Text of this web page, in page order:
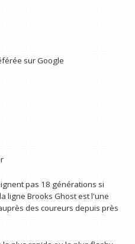
sur Google
pas 18 générations si
ligne Brooks Ghost est l'une
des coureurs depuis près